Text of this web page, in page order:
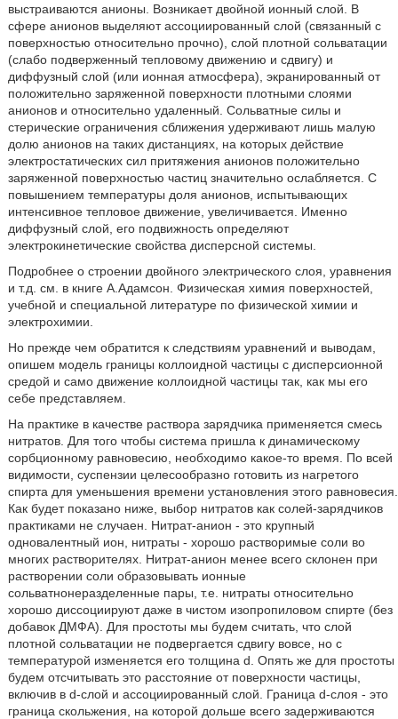
выстраиваются анионы. Возникает двойной ионный слой. В
сфере анионов выделяют ассоциированный слой (связанный с
поверхностью относительно прочно), слой плотной сольватации
(слабо подверженный тепловому движению и сдвигу) и
диффузный слой (или ионная атмосфера), экранированный от
положительно заряженной поверхности плотными слоями
анионов и относительно удаленный. Сольватные силы и
стерические ограничения сближения удерживают лишь малую
долю анионов на таких дистанциях, на которых действие
электростатических сил притяжения анионов положительно
заряженной поверхностью частиц значительно ослабляется. С
повышением температуры доля анионов, испытывающих
интенсивное тепловое движение, увеличивается. Именно
диффузный слой, его подвижность определяют
электрокинетические свойства дисперсной системы.
Подробнее о строении двойного электрического слоя, уравнения
и т.д. см. в книге А.Адамсон. Физическая химия поверхностей,
учебной и специальной литературе по физической химии и
электрохимии.
Но прежде чем обратится к следствиям уравнений и выводам,
опишем модель границы коллоидной частицы с дисперсионной
средой и само движение коллоидной частицы так, как мы его
себе представляем.
На практике в качестве раствора зарядчика применяется смесь
нитратов. Для того чтобы система пришла к динамическому
сорбционному равновесию, необходимо какое-то время. По всей
видимости, суспензии целесообразно готовить из нагретого
спирта для уменьшения времени установления этого равновесия.
Как будет показано ниже, выбор нитратов как солей-зарядчиков
практиками не случаен. Нитрат-анион - это крупный
одновалентный ион, нитраты - хорошо растворимые соли во
многих растворителях. Нитрат-анион менее всего склонен при
растворении соли образовывать ионные
сольватнонеразделенные пары, т.е. нитраты относительно
хорошо диссоциируют даже в чистом изопропиловом спирте (без
добавок ДМФА). Для простоты мы будем считать, что слой
плотной сольватации не подвергается сдвигу вовсе, но с
температурой изменяется его толщина d. Опять же для простоты
будем отсчитывать это расстояние от поверхности частицы,
включив в d-слой и ассоциированный слой. Граница d-слоя - это
граница скольжения, на которой дольше всего задерживаются